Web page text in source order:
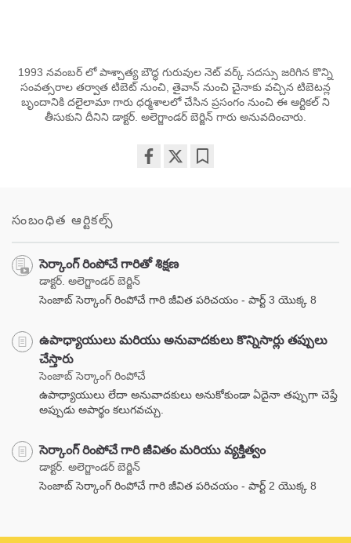
1993 నవంబర్ లో పాశ్చాత్య బౌద్ధ గురువుల నెట్ వర్క్ సదస్సు జరిగిన కొన్ని
సంవత్సరాల తర్వాత టిబెట్ నుంచి, తైవాన్ నుంచి చైనాకు వచ్చిన టిబెటన్ల
బృందానికి దలైలామా గారు ధర్మశాలలో చేసిన ప్రసంగం నుంచి ఈ ఆర్టికల్ ని
తీసుకుని దీనిని డాక్టర్. అలెగ్జాండర్ బెర్జిన్ గారు అనువదించారు.
సంబంధిత ఆర్టికల్స్
సెర్కాంగ్ రింపోచే గారితో శిక్షణ
డాక్టర్. అలెగ్జాండర్ బెర్జిన్
సెంజాబ్ సెర్కాంగ్ రింపోచే గారి జీవిత పరిచయం - పార్ట్ 3 యొక్క 8
ఉపాధ్యాయులు మరియు అనువాదకులు కొన్నిసార్లు తప్పులు
చేస్తారు
సెంజాబ్ సెర్కాంగ్ రింపోచే
ఉపాధ్యాయులు లేదా అనువాదకులు అనుకోకుండా ఏదైనా తప్పుగా చెప్తే
అప్పుడు అపార్థం కలుగవచ్చు.
సెర్కాంగ్ రింపోచే గారి జీవితం మరియు వ్యక్తిత్వం
డాక్టర్. అలెగ్జాండర్ బెర్జిన్
సెంజాబ్ సెర్కాంగ్ రింపోచే గారి జీవిత పరిచయం - పార్ట్ 2 యొక్క 8